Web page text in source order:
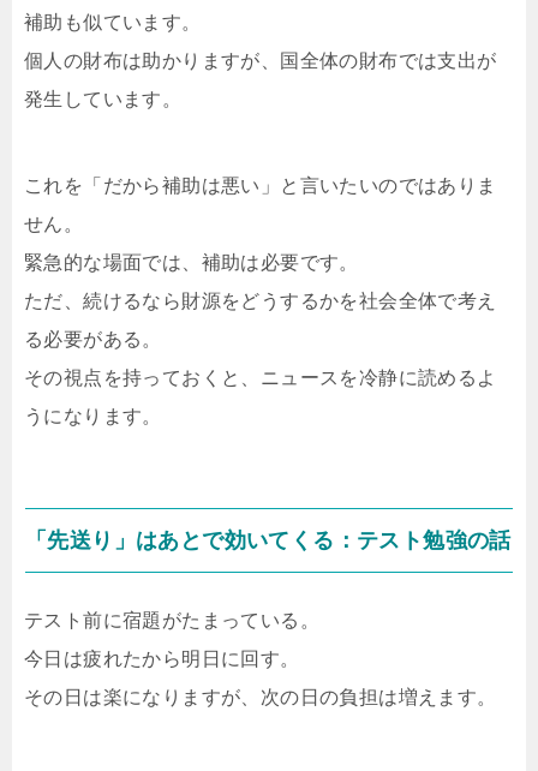
補助も似ています。
個人の財布は助かりますが、国全体の財布では支出が
発生しています。
これを「だから補助は悪い」と言いたいのではありま
せん。
緊急的な場面では、補助は必要です。
ただ、続けるなら財源をどうするかを社会全体で考え
る必要がある。
その視点を持っておくと、ニュースを冷静に読めるよ
うになります。
「先送り」はあとで効いてくる：テスト勉強の話
テスト前に宿題がたまっている。
今日は疲れたから明日に回す。
その日は楽になりますが、次の日の負担は増えます。